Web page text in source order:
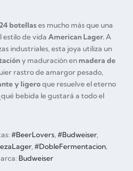
botellases mucho más que una
estilo de vidaAmerican Lager.A
industriales, esta joya utiliza un
y maduración en madera de
rastro de amargor pesado,
y ligeroque resuelve el eterno
bebida le gustará a todo el
#BeerLovers,#Budweiser,
,#DobleFermentacion,
Budweiser